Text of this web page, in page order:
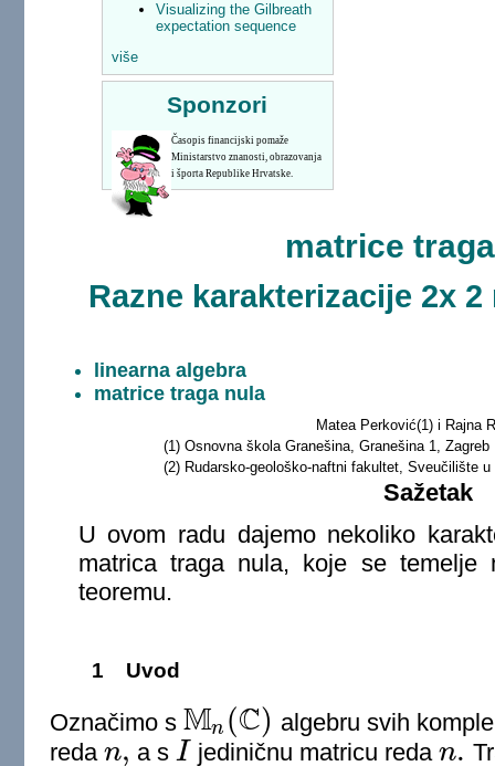
Visualizing the Gilbreath
expectation sequence
više
Sponzori
Časopis financijski pomaže
Ministarstvo znanosti, obrazovanja
i športa Republike Hrvatske.
matrice
Razne karakterizacije 2x
linearna algebra
matrice traga nula
Matea Perković(1) i Rajna
(1) Osnovna škola Granešina, Granešina 1, Zagreb
(2) Rudarsko-geološko-naftni fakultet, Sveučilište
Sažetak
U ovom radu dajemo nekoliko
matrica traga nula, koje se temelje
teoremu.
1 Uvod
Označimo s Mn (C)
Mn(C)
algebru svih
reda n,
n, a s I
I jediničnu matricu redan.
n.